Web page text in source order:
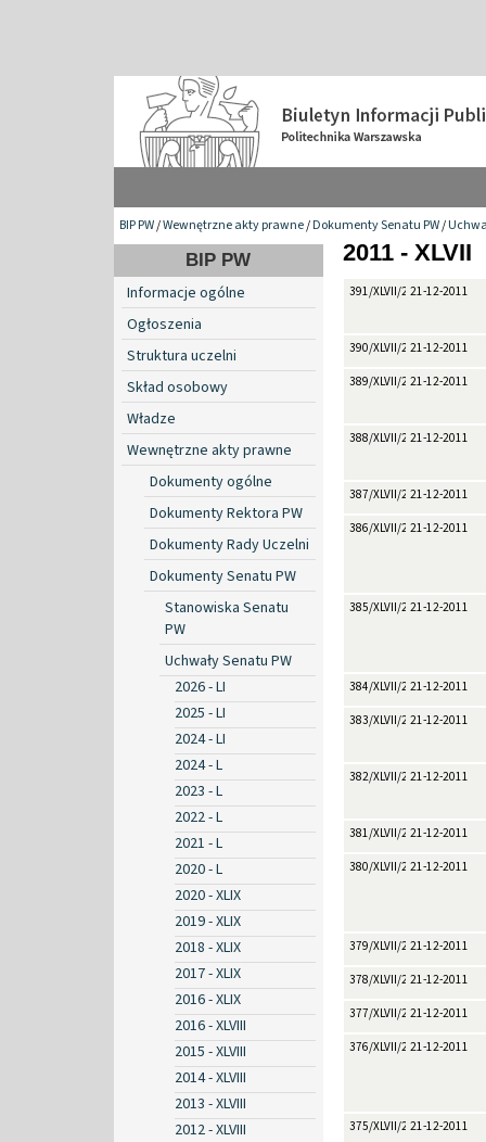
BIP PW/Wewnętrzne akty prawne/Dokumenty Senatu PW/
BIP PW
Informacje ogólne
Ogłoszenia
Struktura uczelni
Skład osobowy
Władze
Wewnętrzne akty prawne
Dokumenty ogólne
Dokumenty Rektora PW
Dokumenty Rady Uczelni
Dokumenty Senatu PW
Stanowiska Senatu
PW
Uchwały Senatu PW
2026 - LI
2025 - LI
2024 - LI
2024 - L
2023 - L
2022 - L
2021 - L
2020 - L
2020 - XLIX
2019 - XLIX
2018 - XLIX
2017 - XLIX
2016 - XLIX
2016 - XLVIII
2015 - XLVIII
2014 - XLVIII
2013 - XLVIII
2012 - XLVIII
2011 - XLVII
391/XLVII/201121-12-2011
390/XLVII/201121-12-2011
389/XLVII/201121-12-2011
388/XLVII/201121-12-2011
387/XLVII/201121-12-2011
386/XLVII/201121-12-2011
385/XLVII/201121-12-2011
384/XLVII/201121-12-2011
383/XLVII/201121-12-2011
382/XLVII/201121-12-2011
381/XLVII/201121-12-2011
380/XLVII/201121-12-2011
379/XLVII/201121-12-2011
378/XLVII/201121-12-2011
377/XLVII/201121-12-2011
376/XLVII/201121-12-2011
375/XLVII/201121-12-2011